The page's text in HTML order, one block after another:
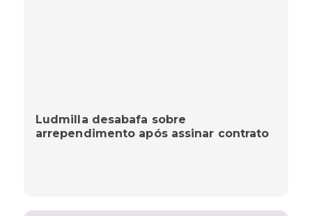
Ludmilla desabafa sobre
arrependimento após assinar contrato